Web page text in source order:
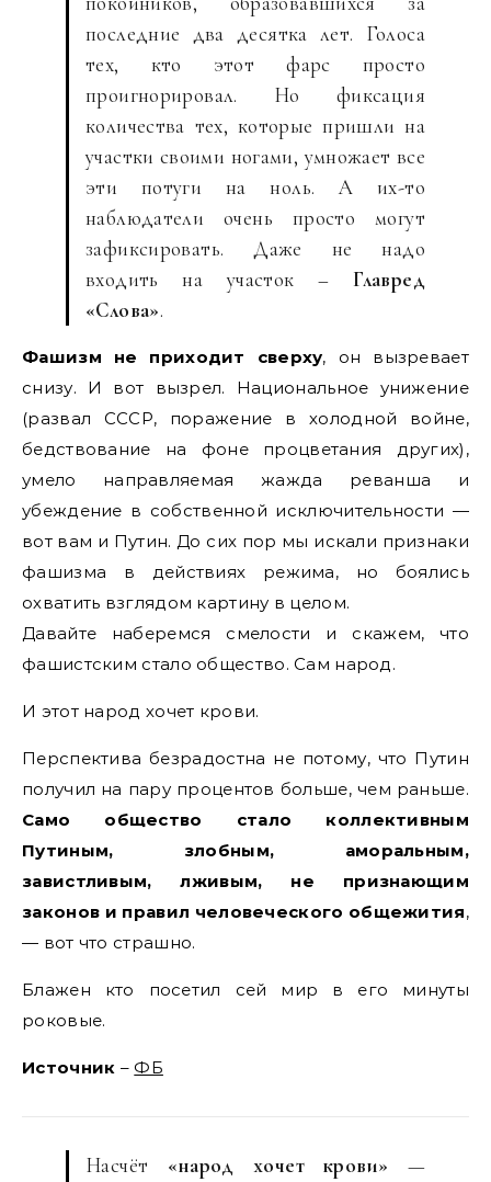
последние два десятка лет. Голоса
тех, кто этот фарс просто
проигнорировал. Но фиксация
количества тех, которые пришли на
участки своими ногами, умножает все
эти потуги на ноль. А их-то
наблюдатели очень просто могут
зафиксировать. Даже не надо
входить на участок –Главред
«Слова».
Фашизм не приходит сверху, он вызревает
снизу. И вот вызрел. Национальное унижение
(развал СССР, поражение в холодной войне,
бедствование на фоне процветания других),
умело направляемая жажда реванша и
убеждение в собственной исключительности —
вот вам и Путин. До сих пор мы искали признаки
фашизма в действиях режима, но боялись
охватить взглядом картину в целом.
Давайте наберемся смелости и скажем, что
фашистским стало общество. Сам народ.
И этот народ хочет крови.
Перспектива безрадостна не потому, что Путин
получил на пару процентов больше, чем раньше.
Само общество стало коллективным
Путиным, злобным, аморальным,
завистливым, лживым, не признающим
законов и правил человеческого общежития,
— вот что страшно.
Блажен кто посетил сей мир в его минуты
роковые.
Источник – ФБ
Насчёт «народ хочет крови» —